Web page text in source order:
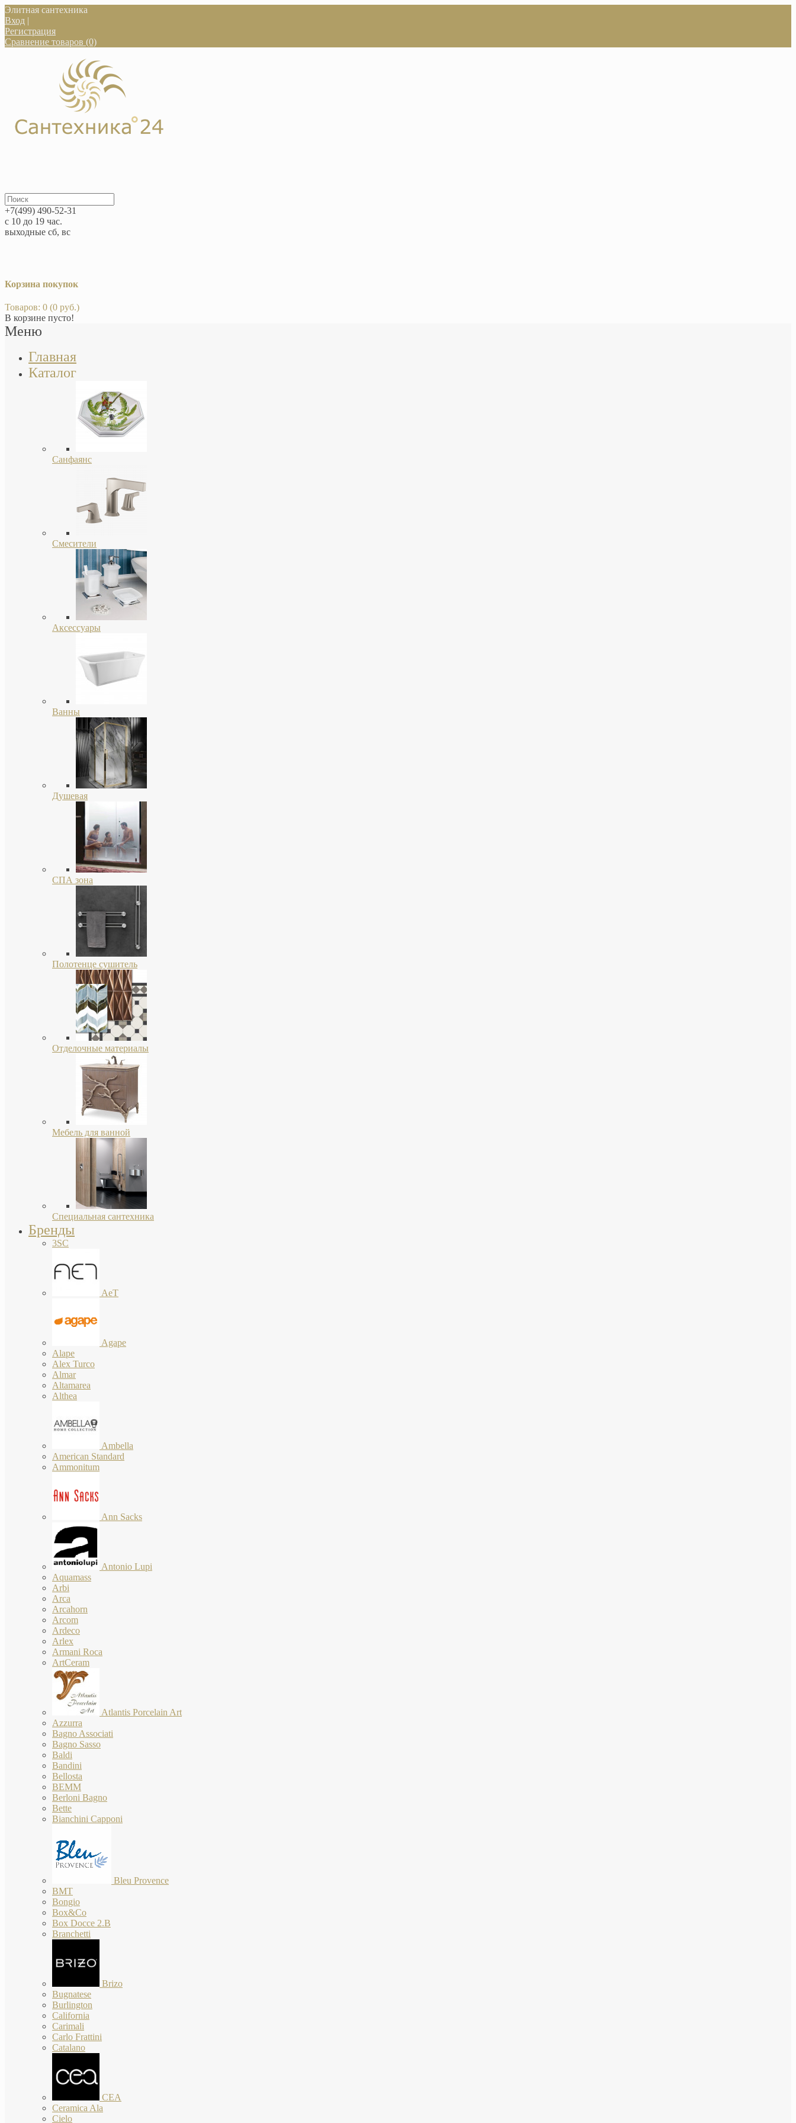
Элитная сантехника
Вход |
Регистрация
Сравнение товаров (0)
+7(499) 490-52-31
с 10 до 19 час.
выходные сб, вс
Корзина покупок
Товаров: 0 (0 руб.)
В корзине пусто!
Меню
Главная
Каталог
Санфаянс
Смесители
Аксессуары
Ванны
Душевая
СПА зона
Полотенце сушитель
Отделочные материалы
Мебель для ванной
Специальная сантехника
Бренды
3SC
AeT
Agape
Alape
Alex Turco
Almar
Altamarea
Althea
Ambella
American Standard
Ammonitum
Ann Sacks
Antonio Lupi
Aquamass
Arbi
Arca
Arcahorn
Arcom
Ardeco
Arlex
Armani Roca
ArtCeram
Atlantis Porcelain Art
Azzurra
Bagno Associati
Bagno Sasso
Baldi
Bandini
Bellosta
BEMM
Berloni Bagno
Bette
Bianchini Capponi
Bleu Provence
BMT
Bongio
Box&Co
Box Docce 2.B
Branchetti
Brizo
Bugnatese
Burlington
California
Carimali
Carlo Frattini
Catalano
CEA
Ceramica Ala
Cielo